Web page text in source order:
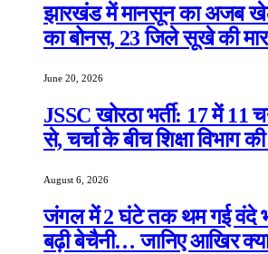
झारखंड में मानसून का अजब
का बोनस, 23 जिले सूखे की
June 20, 2026
JSSC खोरठा भर्ती: 17 में 11
से, चर्चा के बीच शिक्षा विभाग
August 6, 2026
जंगल में 2 घंटे तक थम गई वंदे
बढ़ी बेचैनी… जानिए आखिर